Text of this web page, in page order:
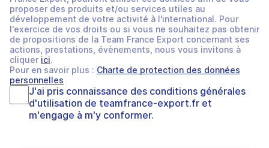
proposer des produits et/ou services utiles au
développement de votre activité à l'international. Pour
l'exercice de vos droits ou si vous ne souhaitez pas obtenir
de propositions de la Team France Export concernant ses
actions, prestations, évènements, nous vous invitons à
cliquer ici.
Pour en savoir plus : Charte de protection des données
personnelles
J'ai pris connaissance des conditions générales
d'utilisation de teamfrance-export.fr et
m'engage à m'y conformer.